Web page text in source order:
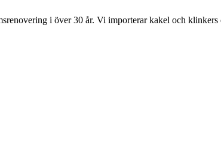
i över 30 år. Vi importerar kakel och